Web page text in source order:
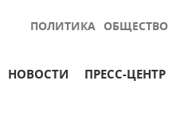
ПОЛИТИКА ОБЩЕСТВО
НОВОСТИ ПРЕСС-ЦЕНТР